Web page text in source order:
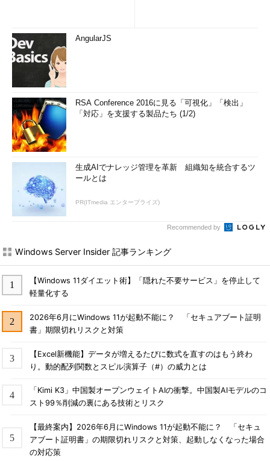
AngularJS
RSA Conference 2016に見る「可視化」「検出」
「対応」を支援する製品たち (1/2)
生成AIでナレッジ管理を革新 組織知を統合するツ
ールとは
PR(ITmedia エンタープライズ)
Recommended by
Windows Server Insider 記事ランキング
【Windows 11ダイエット術】「隠れた不要サービス」を停止して
軽量化する
2026年6月にWindows 11が起動不能に？ 「セキュアブート証明
書」期限切れリスクと対策
【Excel新機能】データが増えるたびに数式を直すのはもう終わ
り。動的配列関数とスピル演算子（#）の威力とは
「Kimi K3」中国製オープンウェイトAIの衝撃。中国製AIモデルのコ
スト99％削減の裏にある技術とリスク
【最終案内】2026年6月にWindows 11が起動不能に？ 「セキュ
アブート証明書」の期限切れリスクと対策、起動しなくなった場合
の対応策